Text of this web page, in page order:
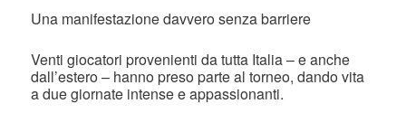
Una manifestazione davvero senza barriere
Venti giocatori provenienti da tutta Italia – e anche
dall’estero – hanno preso parte al torneo, dando vita
a due giornate intense e appassionanti.